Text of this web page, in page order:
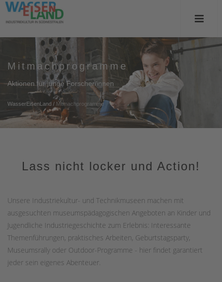
Mitmachprogramme
Aktionen für junge Forscher/innen
WasserEisenLand / Mitmachprogramme
Lass nicht locker und Action!
Unsere Industriekultur- und Technikmuseen machen mit
ausgesuchten museumspädagogischen Angeboten an Kinder und
Jugendliche Industriegeschichte zum Erlebnis: Interessante
Themenführungen, praktisches Arbeiten, Geburtstagsparty,
Museumsrally oder Outdoor-Programme - hier findet garantiert
jeder sein eigenes Abenteuer.